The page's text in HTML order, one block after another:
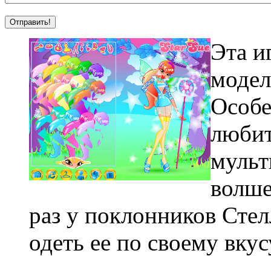
Эта
раз у поклонников
одеть ее по своему